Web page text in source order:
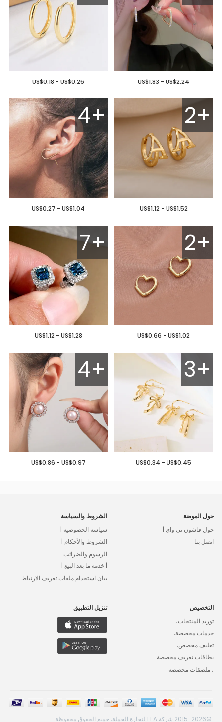
US$1.83 - US$2.24
US$0.18 - US$0.26
2+
US$1.12 - US$1.52
4+
US$0.27 - US$1.04
2+
US$0.66 - US$1.02
7+
US$1.12 - US$1.28
3+
US$0.34 - US$0.45
4+
US$0.86 - US$0.97
حول الموضة
حول فاشون تي واي |
اتصل بنا
الشروط والسياسة
سياسة الخصوصية |
الشروط والأحكام |
الرسوم والضرائب
| خدمة ما بعد البيع |
بيان استخدام ملفات تعريف الارتباط
التخصيص
توريد المنتجات،
خدمات مخصصة،
تغليف مخصص،
بطاقات تعريف مخصصة
، ملصقات مخصصة
تنزيل التطبيق
©2015-2026 شركة FFA لتجارة الجملة، جميع الحقوق محفوظة